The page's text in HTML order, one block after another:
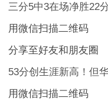
三分5中3在场净胜22
用微信扫描二维码
分享至好友和朋友圈
53分创生涯新高！但
用微信扫描二维码